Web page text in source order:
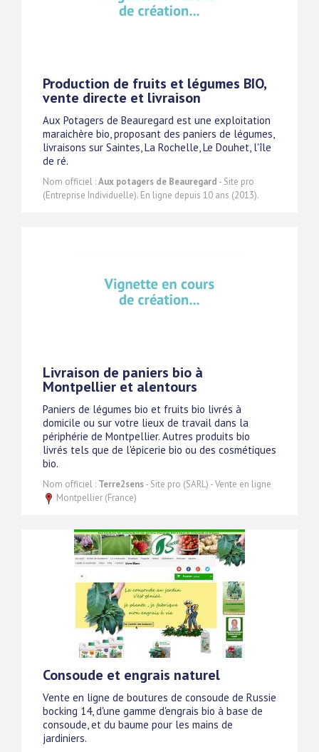
Production de fruits et légumes BIO,
vente directe et livraison
Aux Potagers de Beauregard est une exploitation
maraichère bio, proposant des paniers de légumes,
livraisons sur Saintes, La Rochelle, Le Douhet, l'île
de ré.
Nom officiel :Aux potagers de Beauregard - Site pro
(Entreprise Individuelle). En ligne depuis 10 ans (2013).
Livraison de paniers bio à
Montpellier et alentours
Paniers de légumes bio et fruits bio livrés à
domicile ou sur votre lieux de travail dans la
périphérie de Montpellier. Autres produits bio
livrés tels que de l'épicerie bio ou des cosmétiques
bio.
Nom officiel : Terre2sens- Site pro (SARL) - Vente en ligne
Montpellier (France)
Consoude et engrais naturel
Vente en ligne de boutures de consoude de Russie
bocking 14, d'une gamme d'engrais bio à base de
consoude, et du baume pour les mains de
jardiniers.